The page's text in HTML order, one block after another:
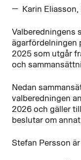
Karin
Valberedningens
ägarfördelningen
2025 som utgår
och
Nedan
valberedningen
2026 och gäller
beslutar om
Stefan Persson